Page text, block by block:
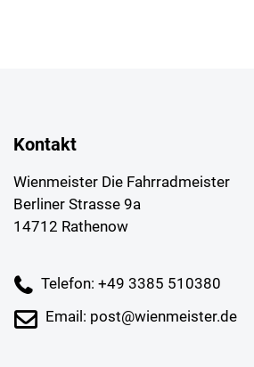
Kontakt
Wienmeister Die Fahrradmeister
Berliner Strasse 9a
14712 Rathenow
Telefon: +49 3385 510380
Email: post@wienmeister.de